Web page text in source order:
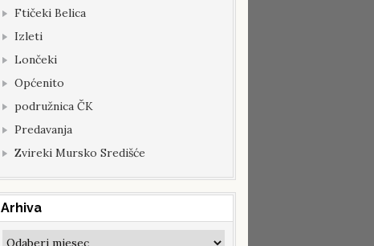
Ftičeki Belica
Izleti
Lončeki
Općenito
podružnica ČK
Predavanja
Zvireki Mursko Središće
Arhiva
Arhiva